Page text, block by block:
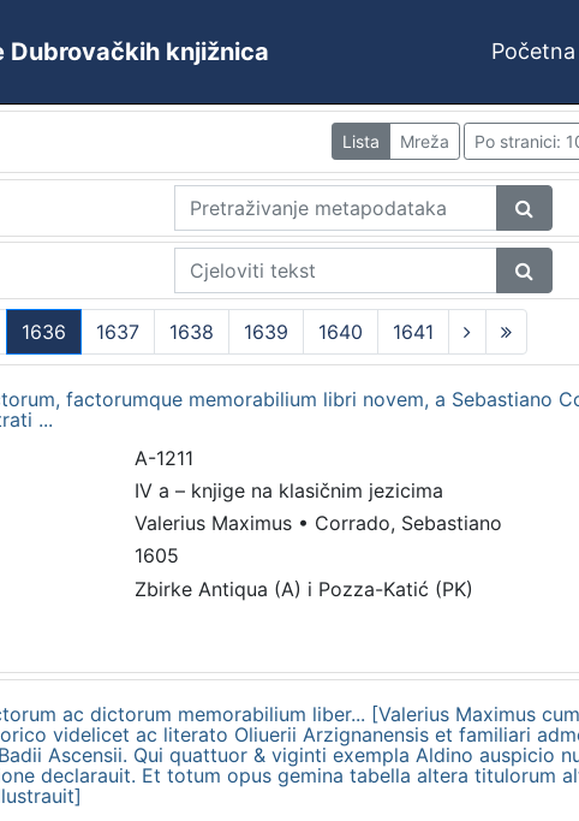
Dubrovačkih knjižnica Početna
Lista Mreža Po stranici:
1636
(current)
1637 1638 1639 1640 1641
factorumque memorabilium libri novem, a Sebastiano
...
A-1211
IV a – knjige na klasičnim jezicima
Valerius Maximus • Corrado, Sebastiano
1605
Zbirke Antiqua (A) i Pozza-Katić (PK)
ac dictorum memorabilium liber... [Valerius Maximus
videlicet ac literato Oliuerii Arzignanensis et familiari
Ascensii. Qui quattuor & viginti exempla Aldino auspicio
declarauit. Et totum opus gemina tabella altera titulorum